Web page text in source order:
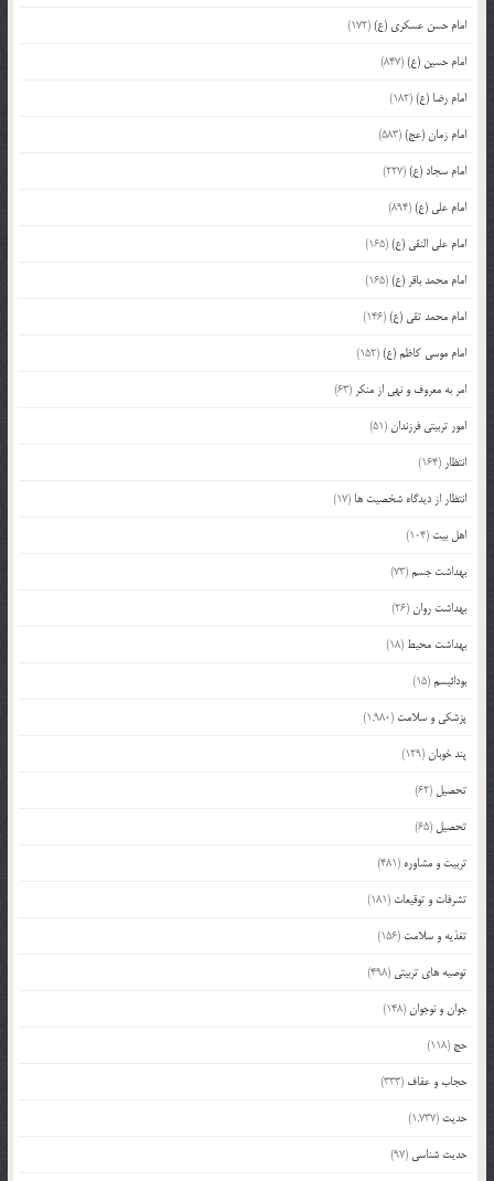
امام حسن عسکری (ع)(172)
امام حسین (ع)(847)
امام رضا (ع)(182)
امام زمان (عج)(583)
امام سجاد (ع)(227)
امام علی (ع)(894)
امام علی النقی (ع)(165)
امام محمد باقر (ع)(165)
امام محمد تقی (ع)(146)
امام موسی کاظم (ع)(152)
امر به معروف و نهی از منکر (63)
امور تربیتی فرزندان(51)
انتظار (164)
انتظار از دیدگاه شخصیت ها (17)
اهل بیت (104)
بهداشت جسم(73)
بهداشت روان(26)
بهداشت محیط (18)
بودائیسم(15)
پزشکی و سلامت (1,980)
پند خوبان(129)
تحصیل (62)
تحصیل (65)
تربیت و مشاوره (481)
تشرفات و توقیعات (181)
تغذیه و سلامت (156)
توصیه های تربیتی (498)
جوان و نوجوان(148)
حج (118)
حجاب و عفاف (333)
حدیث (1,737)
حدیث شناسی (97)